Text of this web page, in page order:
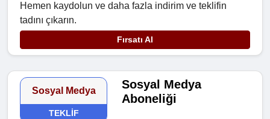
Hemen kaydolun ve daha fazla indirim ve teklifin
tadını çıkarın.
Fırsatı Al
Sosyal Medya
TEKLIF
Sosyal Medya
Aboneliği